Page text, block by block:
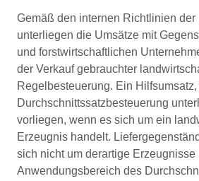
Gemäß den internen Richtlinien
unterliegen die Umsätze mit
und forstwirtschaftlichen
der Verkauf gebrauchter
Regelbesteuerung. Ein
Durchschnittssatzbesteuerung
vorliegen, wenn es sich um ein
Erzeugnis handelt.
sich nicht um derartige
Anwendungsbereich des